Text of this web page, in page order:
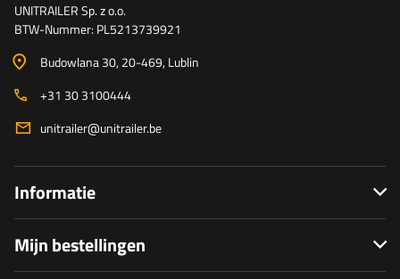
UNITRAILER Sp. z o.o.
BTW-Nummer: PL5213739921
Budowlana 30, 20-469, Lublin
+31 30 3100444
unitrailer@unitrailer.be
Informatie
Mijn bestellingen